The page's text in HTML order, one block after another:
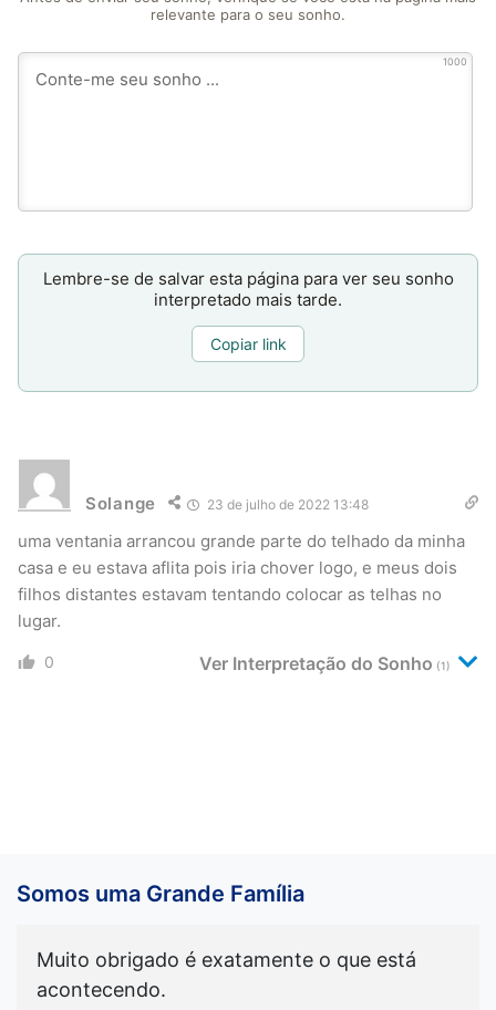
relevante para o seu sonho.
1000
Lembre-se de salvar esta página para ver seu sonho
interpretado mais tarde.
Copiar link
Solange 23 de julho de 2022 13:48
uma ventania arrancou grande parte do telhado da minha
casa e eu estava aflita pois iria chover logo, e meus dois
filhos distantes estavam tentando colocar as telhas no
lugar.
0 Ver Interpretação do Sonho (1)
Somos uma Grande Família
Muito obrigado é exatamente o que está
acontecendo.